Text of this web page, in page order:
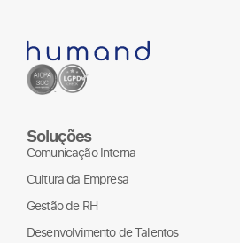
Soluções
Comunicação Interna
Cultura da Empresa
Gestão de RH
Desenvolvimento de Talentos